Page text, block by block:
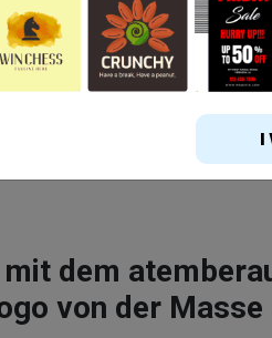
dem
von der Masse
I